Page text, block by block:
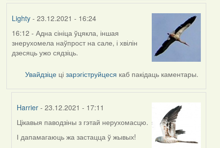
Lighty- 23.12.2021 - 16:24
16:12 - Адна сініца ўцякла, іншая
знерухомела наўпрост на сале, і хвілін
дзесяць ужо сядзіць.
Увайдзіце цізарэгіструйцеся каб пакідаць каментары.
Harrier - 23.12.2021 - 17:11
In
reply
Цікавыя паводзіны з гэтай нерухомасцю.
І дапамагаюць жа застацца ў жывых!